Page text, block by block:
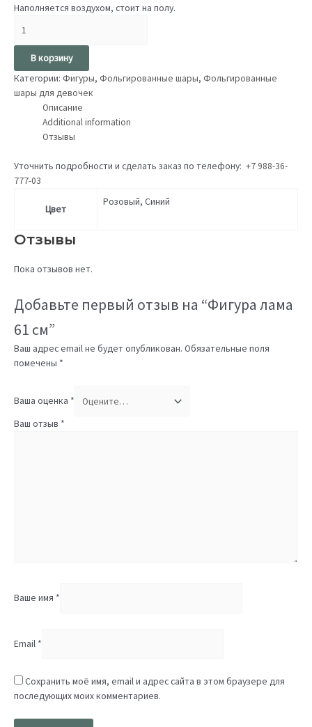
Наполняется воздухом, стоит на полу.
В корзину
Категории: Фигуры, Фольгированные шары, Фольгированные
шары для девочек
Описание
Additional information
Отзывы
Уточнить подробности и сделать заказ по телефону: +7 988-36-
777-03
Цвет
Розовый, Синий
Отзывы
Пока отзывов нет.
Добавьте первый отзыв на “Фигура лама
61 см”
Ваш адрес email не будет опубликован. Обязательные поля
помечены *
Ваша оценка *
Ваш отзыв *
Ваше имя *
Email *
Сохранить моё имя, email и адрес сайта в этом браузере для
последующих моих комментариев.